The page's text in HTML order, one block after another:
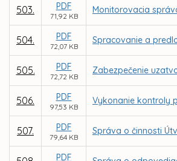
503. PDF
71,92 KB
Monitorovacia
504. PDF
72,07 KB
Spracovanie a
505. PDF
72,72 KB
Zabezpečenie
506. PDF
97,53 KB
Vykonanie kontroly
507. PDF
79,64 KB
Správa o činnosti
PDF